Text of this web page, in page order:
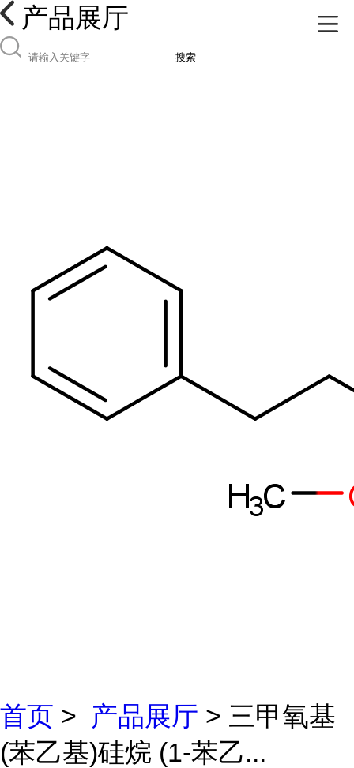
产品展厅
搜索
首页 > 产品展厅 > 三甲氧基
(苯乙基)硅烷 (1-苯乙...